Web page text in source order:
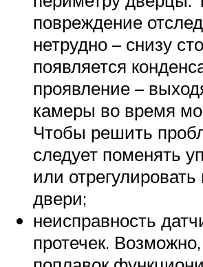
повреждение
нетрудно – снизу
появляется
проявление –
камеры во время
Чтобы решить
следует поменять
или отрегулировать
двери;
неисправность
протечек.